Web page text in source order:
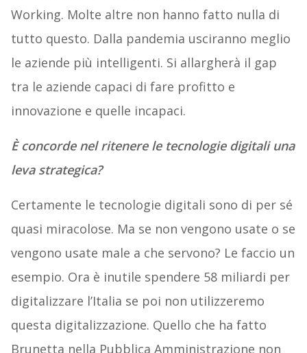
Working. Molte altre non hanno fatto nulla di
tutto questo. Dalla pandemia usciranno meglio
le aziende più intelligenti. Si allargherà il gap
tra le aziende capaci di fare profitto e
innovazione e quelle incapaci.
È concorde nel ritenere le tecnologie digitali una
leva strategica?
Certamente le tecnologie digitali sono di per sé
quasi miracolose. Ma se non vengono usate o se
vengono usate male a che servono? Le faccio un
esempio. Ora è inutile spendere 58 miliardi per
digitalizzare l’Italia se poi non utilizzeremo
questa digitalizzazione. Quello che ha fatto
Brunetta nella Pubblica Amministrazione non